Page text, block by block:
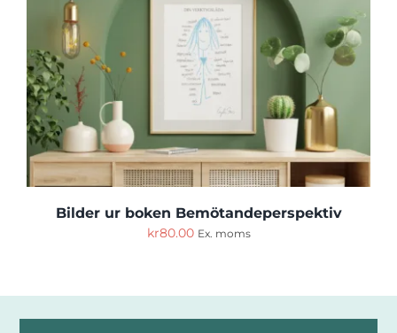
Bilder ur boken Bemötandeperspektiv
kr80.00 Ex. moms